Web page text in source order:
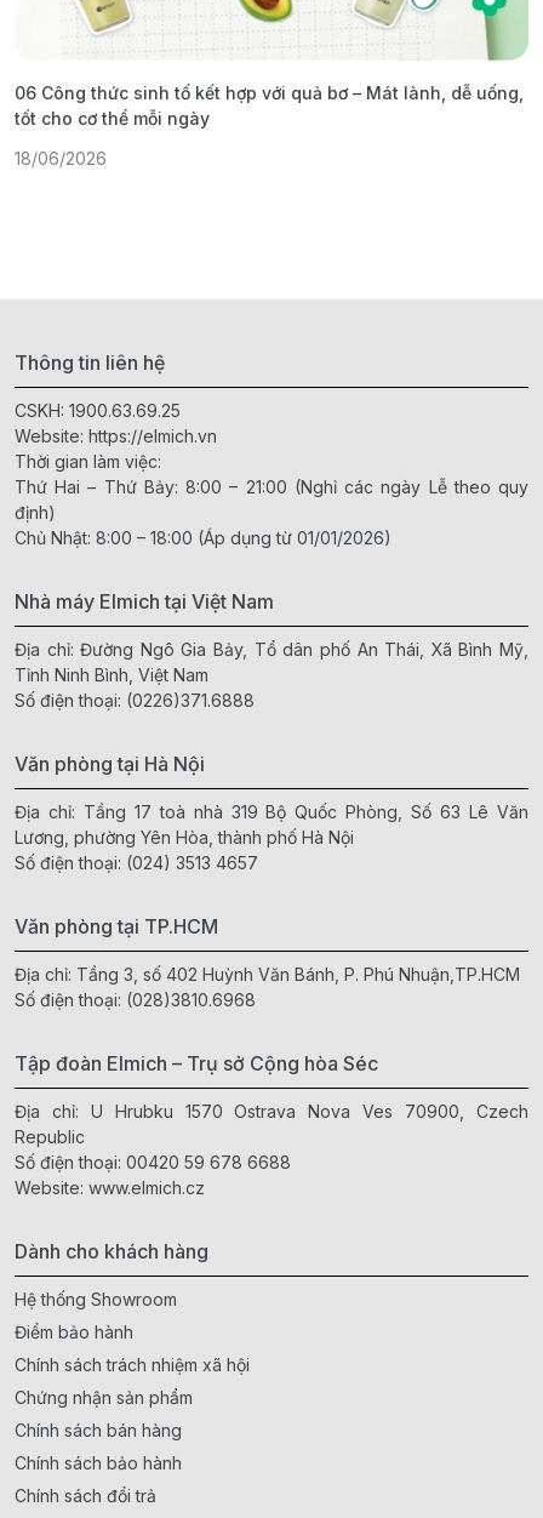
06 Công thức sinh tố kết hợp với quả bơ – Mát lành, dễ uống,
tốt cho cơ thể mỗi ngày
18/06/2026
Thông tin liên hệ
CSKH: 1900.63.69.25
Website: https://elmich.vn
Thời gian làm việc:
Thứ Hai – Thứ Bảy: 8:00 – 21:00 (Nghỉ các ngày Lễ theo quy
định)
Chủ Nhật: 8:00 – 18:00 (Áp dụng từ 01/01/2026)
Nhà máy Elmich tại Việt Nam
Địa chỉ: Đường Ngô Gia Bảy, Tổ dân phố An Thái, Xã Bình Mỹ,
Tỉnh Ninh Bình, Việt Nam
Số điện thoại: (0226)371.6888
Văn phòng tại Hà Nội
Địa chỉ: Tầng 17 toà nhà 319 Bộ Quốc Phòng, Số 63 Lê Văn
Lương, phường Yên Hòa, thành phố Hà Nội
Số điện thoại: (024) 3513 4657
Văn phòng tại TP.HCM
Địa chỉ: Tầng 3, số 402 Huỳnh Văn Bánh, P. Phú Nhuận,TP.HCM
Số điện thoại: (028)3810.6968
Tập đoàn Elmich – Trụ sở Cộng hòa Séc
Địa chỉ: U Hrubku 1570 Ostrava Nova Ves 70900, Czech
Republic
Số điện thoại: 00420 59 678 6688
Website: www.elmich.cz
Dành cho khách hàng
Hệ thống Showroom
Điểm bảo hành
Chính sách trách nhiệm xã hội
Chứng nhận sản phẩm
Chính sách bán hàng
Chính sách bảo hành
Chính sách đổi trả